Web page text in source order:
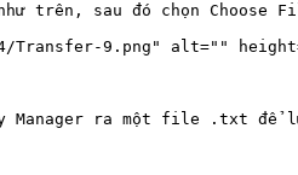
trên, sau đó chọn Choose
Transfer-9.png" alt=""
Manager ra một file .txt